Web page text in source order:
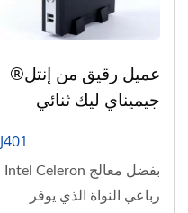
عميل رقيق من إنتل®
جيميناي ليك ثنائي
J401
بفضل معالج Intel Celeron
رباعي النواة الذي يوفر